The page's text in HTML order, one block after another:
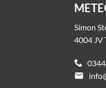
Simon
4004 JV
email